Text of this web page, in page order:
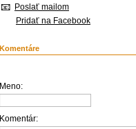
Poslať mailom
Pridať na Facebook
Komentáre
Meno:
Komentár: